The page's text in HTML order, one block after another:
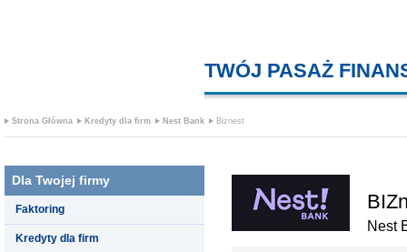
TWÓJ PASAŻ
Strona Główna Kredyty dla firm Nest Bank Biznest
Dla Twojej firmy
Faktoring
Kredyty dla firm
Nest